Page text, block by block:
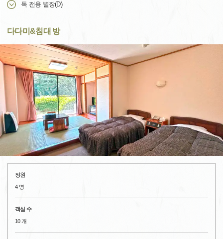
독 전용 별장(D)
다다미&침대 방
정원
4 명
객실 수
10 개